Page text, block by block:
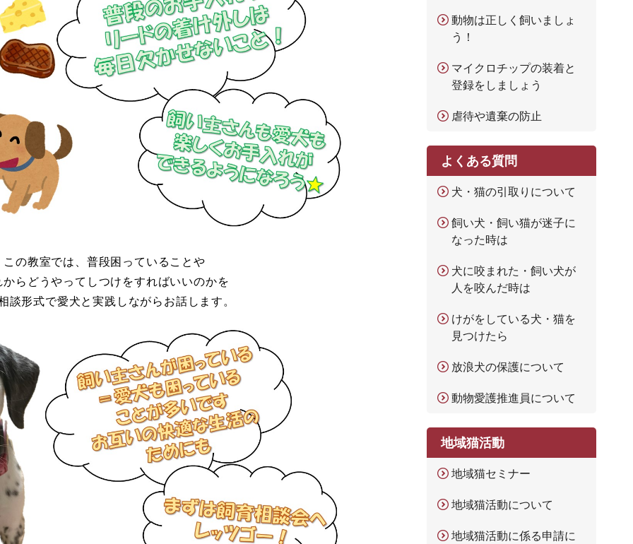
この教室では、普段困っていることや
からどうやってしつけをすればいいのかを
談形式で愛犬と実践しながらお話します。
動物は正しく飼いましょ
う！
マイクロチップの装着と
登録をしましょう
虐待や遺棄の防止
よくある質問
犬・猫の引取りについて
飼い犬・飼い猫が迷子に
なった時は
犬に咬まれた・飼い犬が
人を咬んだ時は
けがをしている犬・猫を
見つけたら
放浪犬の保護について
動物愛護推進員について
地域猫活動
地域猫セミナー
地域猫活動について
地域猫活動に係る申請に